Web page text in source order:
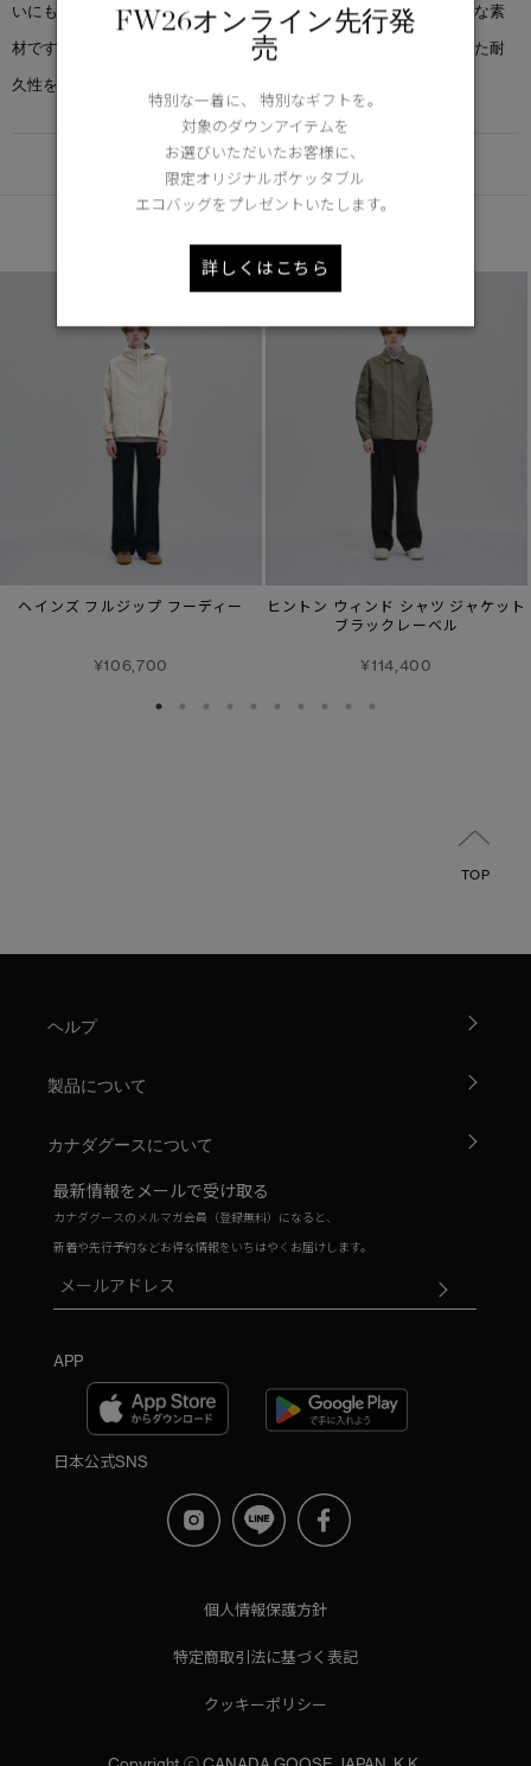
いにも適しており、環境の変化に左右されず快適に過ごせる理想的な素
材です。薄手ながらも強度を確保し、機動性を損なうことなく優れた耐
久性を発揮します。
DETAIL
ヘインズ フルジップ フーディー
¥106,700
ヒントン ウィンド シャツ ジャケット
ブラックレーベル
¥114,400
TOP
ヘルプ
製品について
カナダグースについて
最新情報をメールで受け取る
カナダグースのメルマガ会員（登録無料）になると、
新着や先行予約などお得な情報をいちはやくお届けします。
APP
日本公式SNS
個人情報保護方針
特定商取引法に基づく表記
クッキーポリシー
FW26オンライン先行発
売
特別な一着に、 特別なギフトを。
対象のダウンアイテムを
お選びいただいたお客様に、
限定オリジナルポケッタブル
エコバッグをプレゼントいたします。
詳しくはこちら